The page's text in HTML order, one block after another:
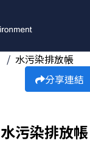
水污染排放帳
分享連結
水污染排放帳